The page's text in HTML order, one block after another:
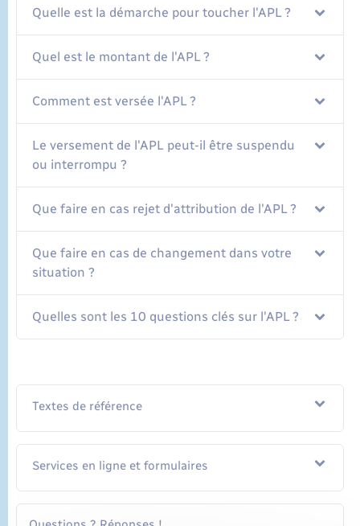
Quelle est la démarche pour toucher l'APL ?
Quel est le montant de l'APL ?
Comment est versée l'APL ?
Le versement de l'APL peut-il être suspendu
ou interrompu ?
Que faire en cas rejet d'attribution de l'APL ?
Que faire en cas de changement dans votre
situation ?
Quelles sont les 10 questions clés sur l'APL ?
Textes de référence
Services en ligne et formulaires